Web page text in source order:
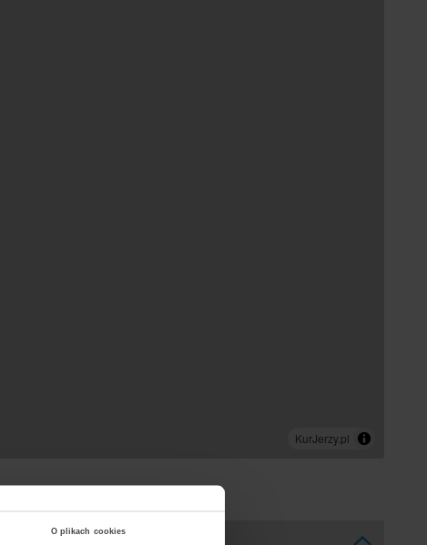
O plikach cookies